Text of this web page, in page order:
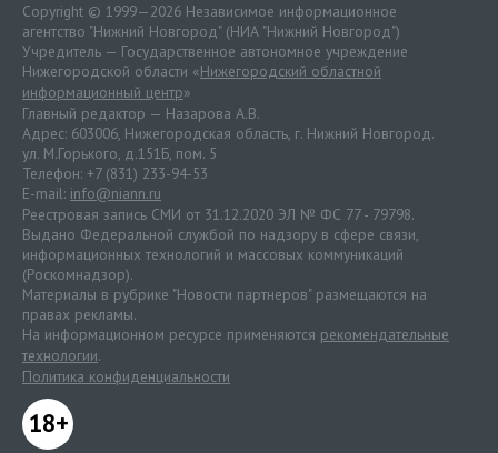
Copyright © 1999—2026 Независимое информационное
агентство "Нижний Новгород" (НИА "Нижний Новгород")
Учредитель — Государственное автономное учреждение
Нижегородской области «Нижегородский областной
информационный центр»
Главный редактор — Назарова А.В.
Адрес: 603006, Нижегородская область, г. Нижний Новгород.
ул. М.Горького, д.151Б, пом. 5
Телефон: +7 (831) 233-94-53
E-mail: info@niann.ru
Реестровая запись СМИ от 31.12.2020 ЭЛ № ФС 77 - 79798.
Выдано Федеральной службой по надзору в сфере связи,
информационных технологий и массовых коммуникаций
(Роскомнадзор).
Материалы в рубрике "Новости партнеров" размещаются на
правах рекламы.
На информационном ресурсе применяются рекомендательные
технологии.
Политика конфиденциальности
18+